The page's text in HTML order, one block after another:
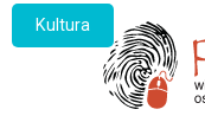
Kultura